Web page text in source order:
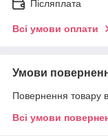
Післяплата
Всі умови оплати
Умови
Повернення товару
Всі умови